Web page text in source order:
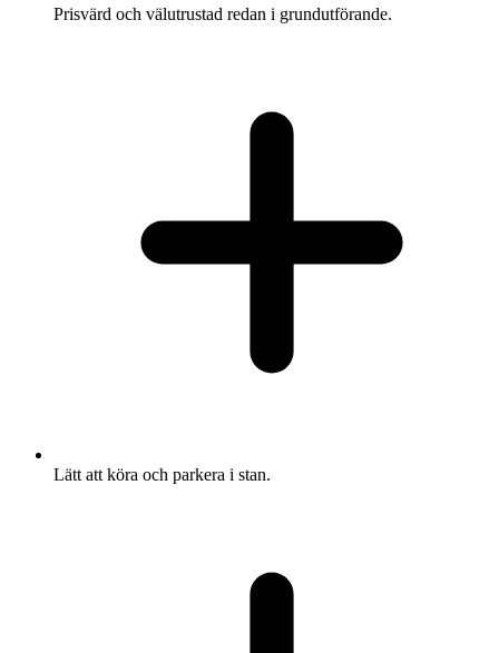
Prisvärd och välutrustad redan i grundutförande.
Lätt att köra och parkera i stan.